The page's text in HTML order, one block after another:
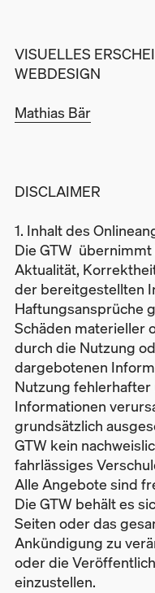
VISUELLES
WEBDESIGN
Mathias Bär
DISCLAIMER
1. Inhalt des
Die GTW
Aktualität,
der bereitgestellten
Haftungsansprüche
Schäden materieller
durch die Nutzung
dargebotenen
Nutzung
Informationen
grundsätzlich
GTW kein
fahrlässiges
Alle Angebote sind
Die GTW behält es
Seiten oder das
Ankündigung zu
oder die
einzustellen.